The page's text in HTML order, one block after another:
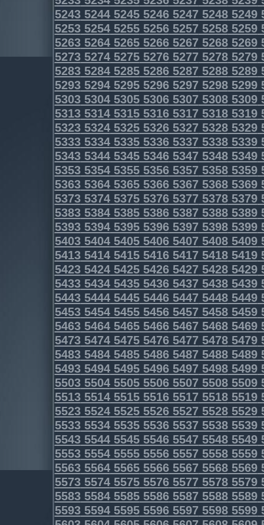
5243524452455246524752485249
5253525452555256525752585259
5263526452655266526752685269
5273527452755276527752785279
5283528452855286528752885289
5293529452955296529752985299
5303530453055306530753085309
5313531453155316531753185319
5323532453255326532753285329
5333533453355336533753385339
5343534453455346534753485349
5353535453555356535753585359
5363536453655366536753685369
5373537453755376537753785379
5383538453855386538753885389
5393539453955396539753985399
5403540454055406540754085409
5413541454155416541754185419
5423542454255426542754285429
5433543454355436543754385439
5443544454455446544754485449
5453545454555456545754585459
5463546454655466546754685469
5473547454755476547754785479
5483548454855486548754885489
5493549454955496549754985499
5503550455055506550755085509
5513551455155516551755185519
5523552455255526552755285529
5533553455355536553755385539
5543554455455546554755485549
5553555455555556555755585559
5563556455655566556755685569
5573557455755576557755785579
5583558455855586558755885589
5593559455955596559755985599